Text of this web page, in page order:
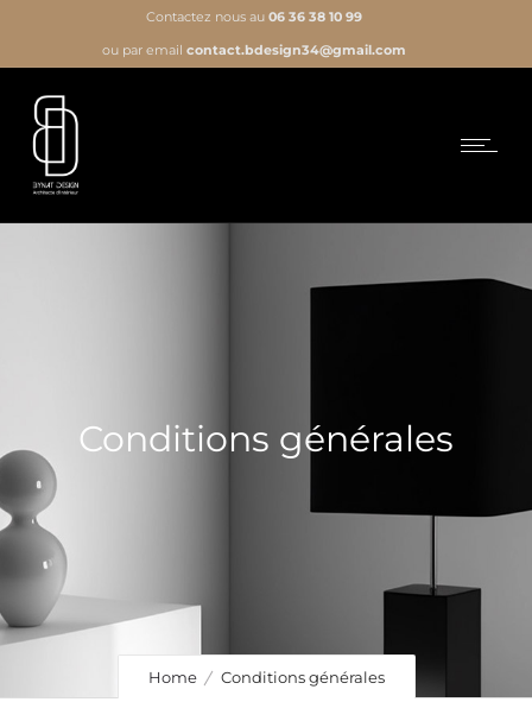
Contactez nous au 06 36 38 10 99
ou par email contact.bdesign34@gmail.com
Conditions générales
Home Conditions générales